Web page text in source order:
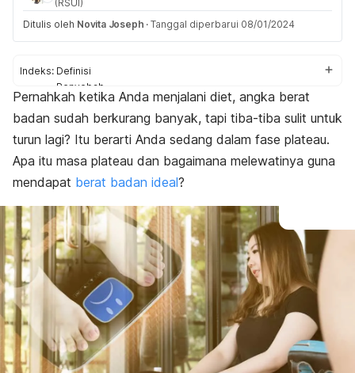
(RSUI)
Ditulis oleh Novita Joseph · Tanggal diperbarui 08/01/2024
Indeks: Definisi
Penyebab
Cara mengatasi
Pernahkah ketika Anda menjalani diet, angka berat
badan sudah berkurang banyak, tapi tiba-tiba sulit untuk
turun lagi? Itu berarti Anda sedang dalam fase plateau.
Apa itu masa plateau dan bagaimana melewatinya guna
mendapat berat badan ideal?